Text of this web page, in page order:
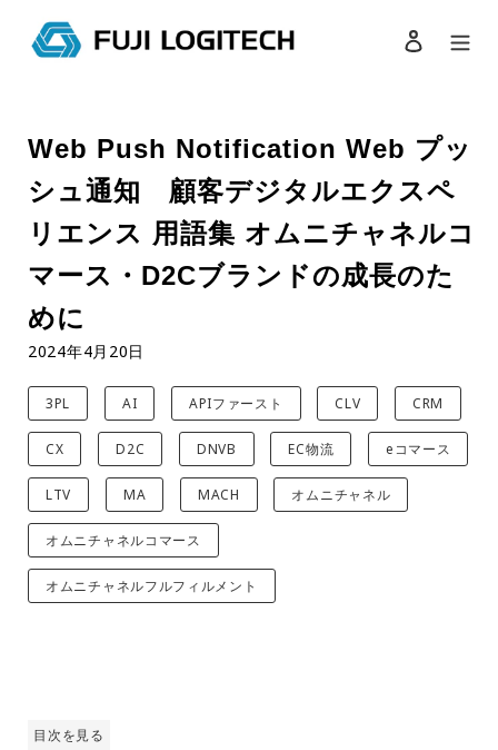
検索
ログイン
Web Push Notification Web プッ
シュ通知 顧客デジタルエクスペ
リエンス 用語集 オムニチャネルコ
マース・D2Cブランドの成長のた
めに
2024年4月20日
3PL AI APIファースト CLV CRM
CX D2C DNVB EC物流 eコマース
LTV MA MACH オムニチャネル
オムニチャネルコマース
オムニチャネルフルフィルメント
目次を見る